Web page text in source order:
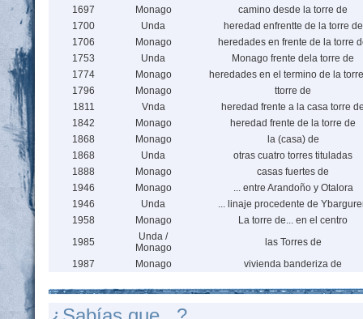
1697
Monago
camino desde la torre de
1700
Unda
heredad enfrentte de la torre de
1706
Monago
heredades en frente de la torre
1753
Unda
Monago frente dela torre de
1774
Monago
heredades en el termino de la
1796
Monago
ttorre de
1811
Vnda
heredad frente a la casa torre
1842
Monago
heredad frente de la torre de
1868
Monago
la (casa) de
1868
Unda
otras cuatro torres tituladas
1888
Monago
casas fuertes de
1946
Monago
... entre Arandoño y Otalora
1946
Unda
... linaje procedente de
1958
Monago
La torre de... en el centro
1985
Unda /
Monago
las Torres de
1987
Monago vivienda banderiza de